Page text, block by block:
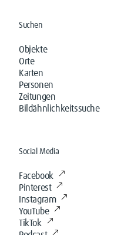
Suchen
Objekte
Orte
Karten
Personen
Zeitungen
Bildähnlichkeitssuche
Social Media
Facebook
Pinterest
Instagram
YouTube
TikTok